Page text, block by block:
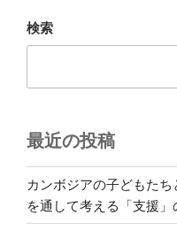
ン
検索
最近の投稿
カンボジアの子どもた
を通して考える「支援」